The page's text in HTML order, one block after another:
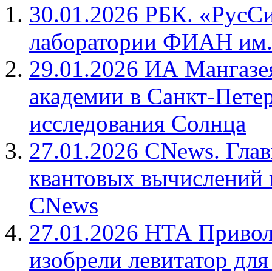
30.01.2026 РБК.
лаборатории ФИАН
29.01.2026 ИА
академии в Санкт-
исследования Солнца
27.01.2026 CNews.
квантовых
CNews
27.01.2026 НТА
изобрели левитатор